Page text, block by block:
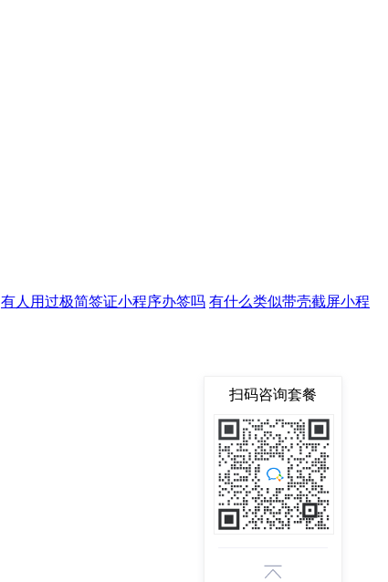
有人用过极简签证小程序办签吗 有什么类似带壳截屏小程
扫码咨询套餐